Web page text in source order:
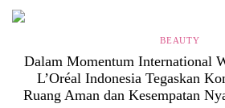
BEAUTY
Dalam Momentum International
L’Oréal Indonesia Tegaskan
Ruang Aman dan Kesempatan